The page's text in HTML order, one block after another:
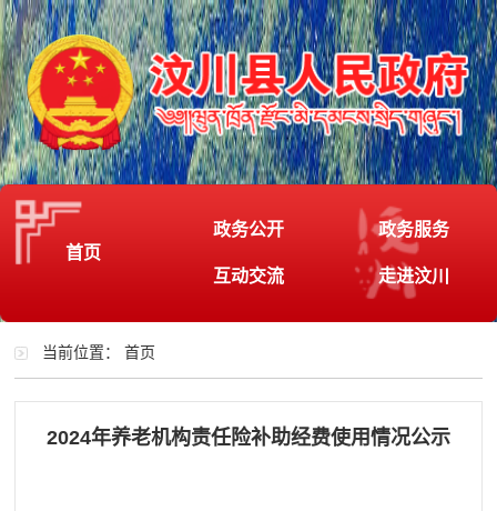
首页
政务公开 政务服务
互动交流 走进汶川
当前位置：首页
2024年养老机构责任险补助经费使用情况公示